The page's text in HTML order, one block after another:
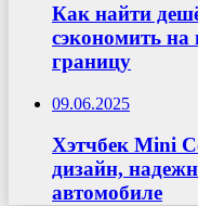
Как найти
сэкономить на
границу
09.06.2025
Хэтчбек Mini
дизайн,
автомобиле